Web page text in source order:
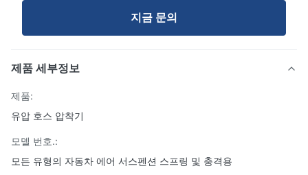
지금 문의
제품 세부정보
제품:
유압 호스 압착기
모델 번호.:
모든 유형의 자동차 에어 서스펜션 스프링 및 충격용